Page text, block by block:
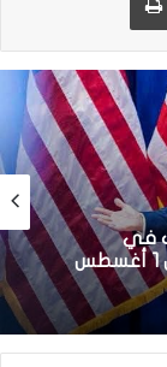
الولايات المتحدة تعلق خدمات التأشيرات في
نواكشوط و 22 دولة إفريقية اعتبارًا من 1 أغسطس